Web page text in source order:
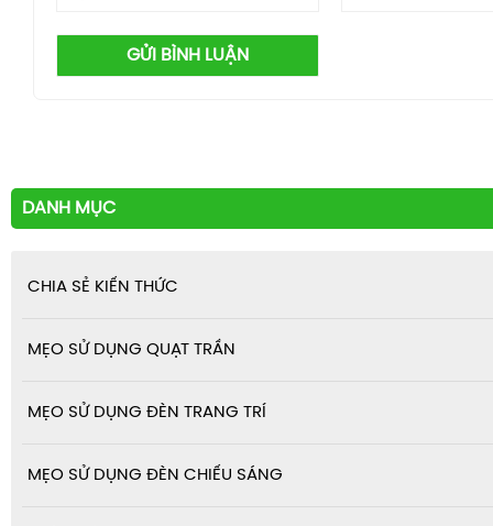
GỬI BÌNH LUẬN
DANH MỤC
CHIA SẺ KIẾN THỨC
MẸO SỬ DỤNG QUẠT TRẦN
MẸO SỬ DỤNG ĐÈN TRANG TRÍ
MẸO SỬ DỤNG ĐÈN CHIẾU SÁNG